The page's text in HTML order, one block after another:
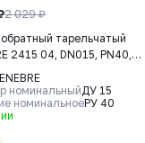
2 029 ₽
тарельчатый
2415 04, DN015, PN40,
CF8M (AISI316), диск -
М/Ф
номинальныйДУ 15
номинальноеРУ 40